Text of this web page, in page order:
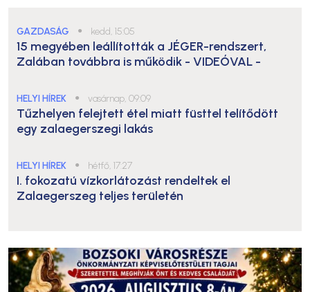
GAZDASÁG ● kedd, 15:05
15 megyében leállították a JÉGER-rendszert,
Zalában továbbra is működik - VIDEÓVAL -
HELYI HÍREK ● vasárnap, 09:09
Tűzhelyen felejtett étel miatt füsttel telítődött
egy zalaegerszegi lakás
HELYI HÍREK ● hétfő, 17:27
I. fokozatú vízkorlátozást rendeltek el
Zalaegerszeg teljes területén